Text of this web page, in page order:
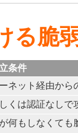
る脆
条件
ネット経由から
くは認証なしで
何もしなくても